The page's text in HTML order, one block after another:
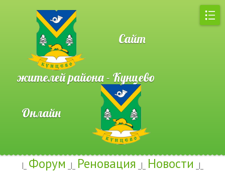
Сайт
жителей района - Кунцево
Онлайн
|_ Форум _|_ Реновация _|_ Новости _|_